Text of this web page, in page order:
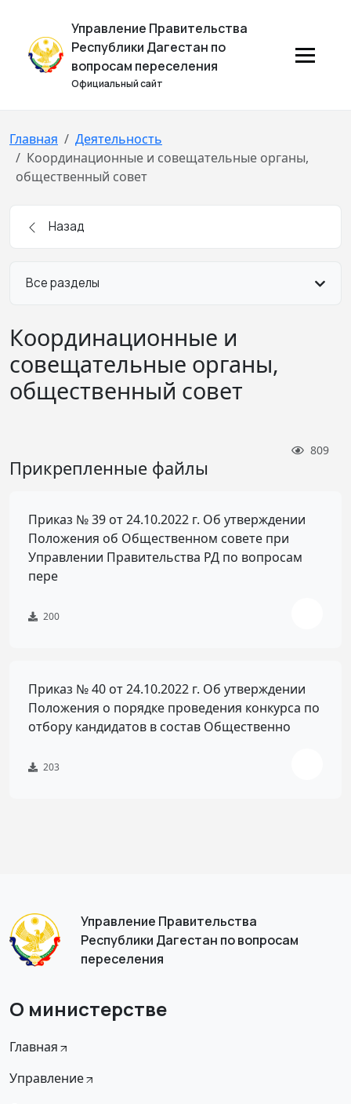
Управление Правительства
Республики Дагестан по
вопросам переселения
Официальный сайт
Главная
Деятельность
Координационные и совещательные органы,
общественный совет
Назад
Все разделы
Координационные и
совещательные органы,
общественный совет
809
Прикрепленные файлы
Приказ № 39 от 24.10.2022 г. Об утверждении
Положения об Общественном совете при
Управлении Правительства РД по вопросам
пере
200
Приказ № 40 от 24.10.2022 г. Об утверждении
Положения о порядке проведения конкурса по
отбору кандидатов в состав Общественно
203
Управление Правительства
Республики Дагестан по вопросам
переселения
О министерстве
Главная
Управление